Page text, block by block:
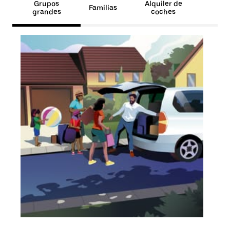
Grupos
grandes
Familias
Alquiler de
coches